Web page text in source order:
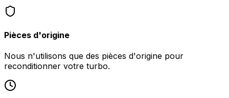
Pièces d'origine
Nous n'utilisons que des pièces d'origine pour
reconditionner votre turbo.